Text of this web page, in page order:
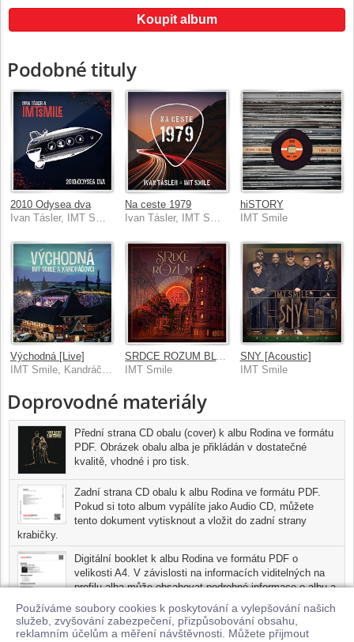
Používáme soubory cookies k poskytování a vylepšování našich
služeb, zvyšování zabezpečení, přizpůsobování obsahu,
reklamním účelům a měření návštěvnosti. Můžete přijmout
Koupit album
Podobné tituly
2010 Odysea dva
Na ceste 1979
hiSTORY
IMT Smile
Východná [Live]
IMT Smile, Kandráčovci
SRDCE ROZUM BLVD
IMT Smile
SNY [Acoustic]
IMT Smile
Doprovodné materiály
Přední strana CD obalu (cover) k albu Rodina ve formátu
PDF. Obrázek obalu alba je přikládán v dostatečné
kvalitě, vhodné i pro tisk.
Zadní strana CD obalu k albu Rodina ve formátu PDF.
Pokud si toto album vypálíte jako Audio CD, můžete
tento dokument vytisknout a vložit do zadní strany
krabičky.
Digitální booklet k albu Rodina ve formátu PDF o
velikosti A4. V závislosti na informacích viditelných na
profilu alba může obsahovat podrobné informace o albu a
jednotlivých skladbách, včetně seznamu participujících
umělců, přesného data a místa nahrání pro každou ze
skladeb. Digitální booklet je tisknutelnou variantou profilu alba.